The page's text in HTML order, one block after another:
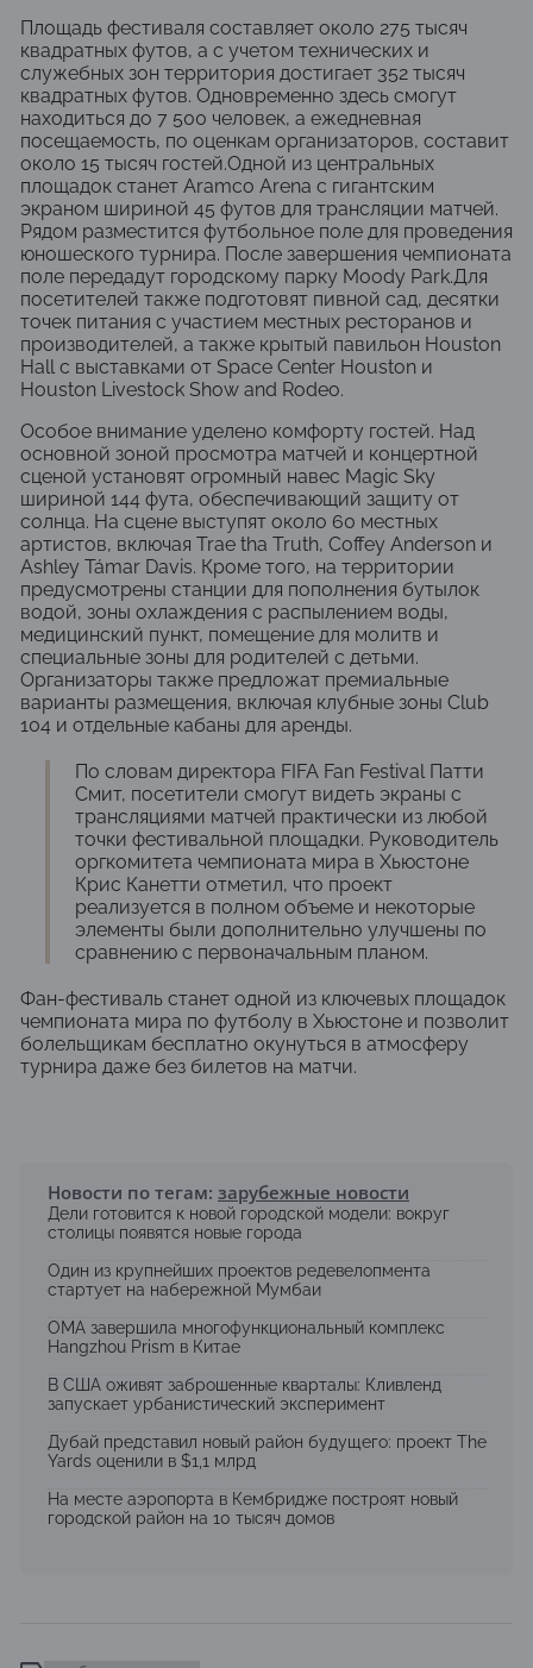
Площадь фестиваля составляет около 275 тысяч
квадратных футов, а с учетом технических и
служебных зон территория достигает 352 тысяч
квадратных футов. Одновременно здесь смогут
находиться до 7 500 человек, а ежедневная
посещаемость, по оценкам организаторов, составит
около 15 тысяч гостей.Одной из центральных
площадок станет Aramco Arena с гигантским
экраном шириной 45 футов для трансляции матчей.
Рядом разместится футбольное поле для проведения
юношеского турнира. После завершения чемпионата
поле передадут городскому парку Moody Park.Для
посетителей также подготовят пивной сад, десятки
точек питания с участием местных ресторанов и
производителей, а также крытый павильон Houston
Hall с выставками от Space Center Houston и
Houston Livestock Show and Rodeo.
Особое внимание уделено комфорту гостей. Над
основной зоной просмотра матчей и концертной
сценой установят огромный навес Magic Sky
шириной 144 фута, обеспечивающий защиту от
солнца. На сцене выступят около 60 местных
артистов, включая Trae tha Truth, Coffey Anderson и
Ashley Támar Davis. Кроме того, на территории
предусмотрены станции для пополнения бутылок
водой, зоны охлаждения с распылением воды,
медицинский пункт, помещение для молитв и
специальные зоны для родителей с детьми.
Организаторы также предложат премиальные
варианты размещения, включая клубные зоны Club
104 и отдельные кабаны для аренды.
По словам директора FIFA Fan Festival Патти
Смит, посетители смогут видеть экраны с
трансляциями матчей практически из любой
точки фестивальной площадки. Руководитель
оргкомитета чемпионата мира в Хьюстоне
Крис Канетти отметил, что проект
реализуется в полном объеме и некоторые
элементы были дополнительно улучшены по
сравнению с первоначальным планом.
Фан-фестиваль станет одной из ключевых площадок
чемпионата мира по футболу в Хьюстоне и позволит
болельщикам бесплатно окунуться в атмосферу
турнира даже без билетов на матчи.
Новости по тегам: зарубежные новости
Дели готовится к новой городской модели: вокруг
столицы появятся новые города
Один из крупнейших проектов редевелопмента
стартует на набережной Мумбаи
OMA завершила многофункциональный комплекс
Hangzhou Prism в Китае
В США оживят заброшенные кварталы: Кливленд
запускает урбанистический эксперимент
Дубай представил новый район будущего: проект The
Yards оценили в $1,1 млрд
На месте аэропорта в Кембридже построят новый
городской район на 10 тысяч домов